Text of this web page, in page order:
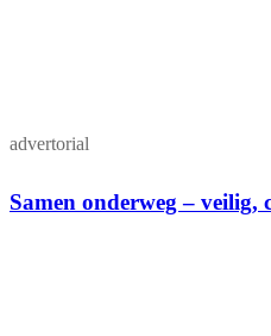
advertorial
Samen onderweg – veilig,